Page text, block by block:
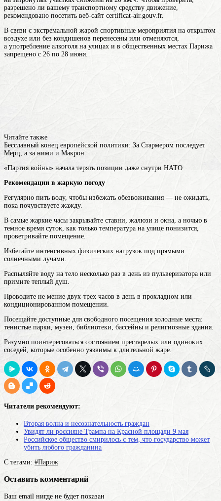
разрешено ли вашему транспортному средству движение,
рекомендовано посетить веб-сайт certificat-air.gouv.fr.
В связи с экстремальной жарой спортивные мероприятия на открытом
воздухе или без кондишенов перенесены или отменяются,
а употребление алкоголя на улицах и в общественных местах Парижа
запрещено с 26 по 28 июня.
Читайте также
Бесславный конец европейской политики: За Стармером последует
Мерц, а за ними и Макрон
«Партия войны» начала терять позиции даже снутри НАТО
Рекомендации в жаркую погоду
Регулярно пить воду, чтобы избежать обезвоживания — не ожидать,
пока почувствуете жажду.
В самые жаркие часы закрывайте ставни, жалюзи и окна, а ночью в
темное время суток, как только температура на улице понизится,
проветривайте помещение.
Избегайте интенсивных физических нагрузок под прямыми
солнечными лучами.
Распыляйте воду на тело несколько раз в день из пульверизатора или
примите теплый душ.
Проводите не мение двух-трех часов в день в прохладном или
кондиционированном помещении.
Посещайте доступные для свободного посещения холодные места:
тенистые парки, музеи, библиотеки, бассейны и религиозные здания.
Разумно поинтересоваться состоянием престарелых или одиноких
соседей, которые особенно уязвимы к длительной жаре.
Читатели рекомендуют:
Вторая волна и несознательность граждан
Увидят ли россияне Трампа на Красной площади 9 мая
Российское общество смирилось с тем, что государство может
убить любого гражданина
С тегами: #Париж
Оставить комментарий
Ваш email нигде не будет показан